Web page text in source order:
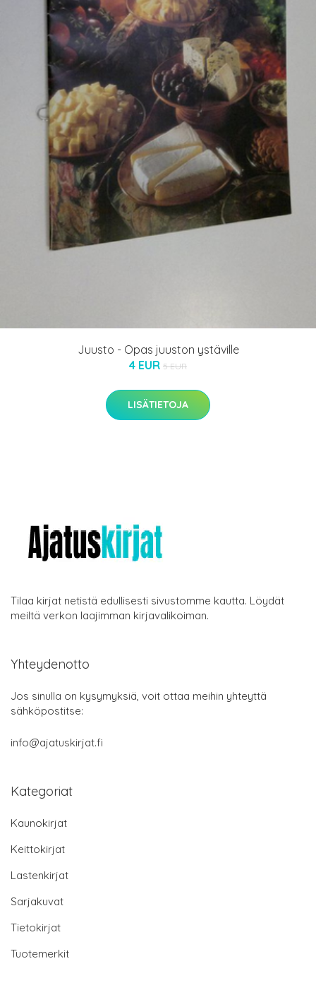
Juusto - Opas juuston ystäville
4 EUR 5 EUR
LISÄTIETOJA
Tilaa kirjat netistä edullisesti sivustomme kautta. Löydät
meiltä verkon laajimman kirjavalikoiman.
Yhteydenotto
Jos sinulla on kysymyksiä, voit ottaa meihin yhteyttä
sähköpostitse:
info@ajatuskirjat.fi
Kategoriat
Kaunokirjat
Keittokirjat
Lastenkirjat
Sarjakuvat
Tietokirjat
Tuotemerkit